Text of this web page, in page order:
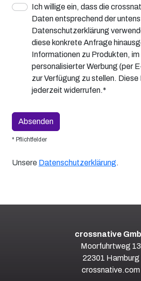
Ich willige ein, dass die
Daten entsprechend der
Datenschutzerklärung
diese konkrete Anfrage
Informationen zu Produkten,
personalisierter Werbung (per
zur Verfügung zu stellen.
jederzeit widerrufen.*
* Pflichtfelder
UnsereDatenschutzerklärung.
crossnative
Moorfuhrtweg 13
22301 Hamburg
crossnative.com